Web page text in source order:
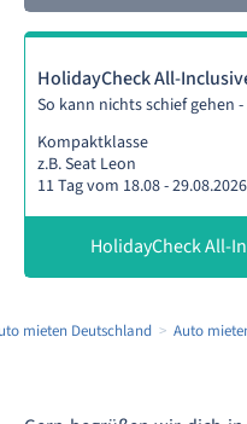
HolidayCheck All-
So kann nichts schief gehen
Kompaktklasse
z.B. Seat Leon
11 Tag vom 18.08 - 29.08.2026
HolidayCheck All-
mieten Deutschland Auto